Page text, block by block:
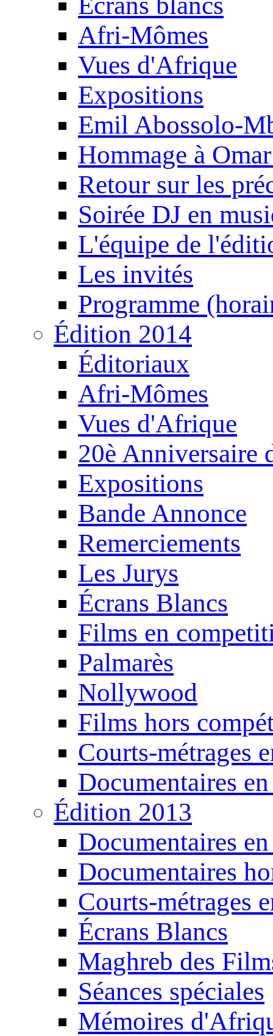
Afri-Mômes
Vues d'Afrique
Expositions
Emil Abossolo-
Hommage à
Retour sur les
Soirée DJ en
L'équipe de
Les invités
Programme
Édition 2014
Éditoriaux
Afri-Mômes
Vues d'Afrique
20è Anniversaire
Expositions
Bande Annonce
Remerciements
Les Jurys
Écrans Blancs
Films en
Palmarès
Nollywood
Films hors
Courts-métrages
Documentaires
Édition 2013
Documentaires
Documentaires
Courts-métrages
Écrans Blancs
Maghreb des
Séances spéciales
Mémoires